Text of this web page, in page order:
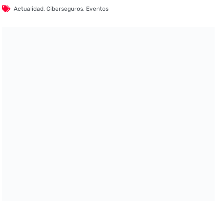
Actualidad,Ciberseguros, Eventos